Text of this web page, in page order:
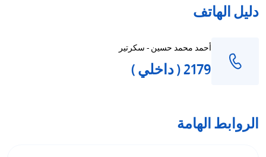
دليل الهاتف
أحمد محمد حسين - سكرتير
2179 ( داخلي )
الروابط الهامة